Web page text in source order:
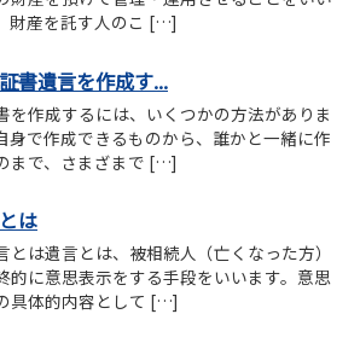
財産を託す人のこ […]
書遺言を作成す...
を作成するには、いくつかの方法がありま
身で作成できるものから、誰かと一緒に作
まで、さまざまで […]
は
は遺言とは、被相続人（亡くなった方）
的に意思表示をする手段をいいます。意思
具体的内容として […]